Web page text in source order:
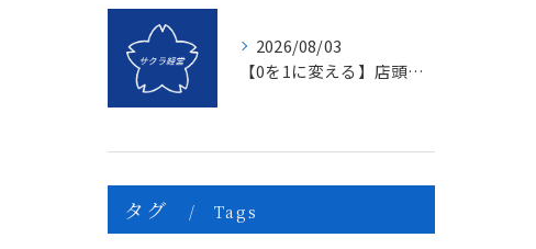
2026/08/03
【0を1に変える】店頭販売のマンネリを打破する「上司のたった一つの行動」とは？
タグ Tags